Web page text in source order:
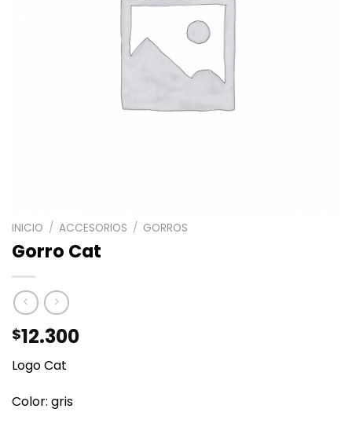
INICIO / ACCESORIOS / GORROS
Gorro Cat
$12.300
Logo Cat
Color: gris